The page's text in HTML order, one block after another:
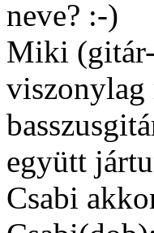
neve? :-)
Miki
viszonylag
együtt
Csabi